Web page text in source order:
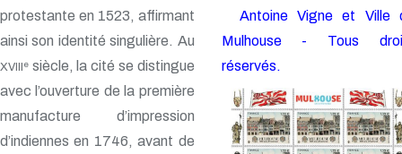
protestante en 1523, affirmant
ainsi son identité singulière. Au
XVIII e siècle, la cité se distingue
avec l’ouverture de la première
manufacture d’impression
d’indiennes en 1746, avant de
Antoine Vigne et Ville
Mulhouse - Tous
réservés.